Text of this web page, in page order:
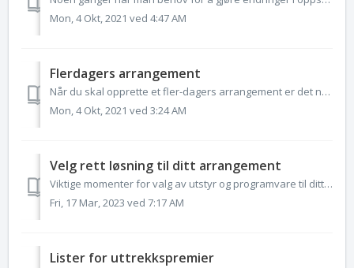
Mon, 4 Okt, 2021 ved 4:47 AM
Flerdagers arrangement
Når du skal opprette et fler-dagers arrangement er det noen forhold du bør ta hensyn til. Skal man opprette det som ett arrangement – med alle øvelser saml...
Mon, 4 Okt, 2021 ved 3:24 AM
Velg rett løsning til ditt arrangement
Viktige momenter for valg av utstyr og programvare til ditt arrangement: Hvilket utstyr disponerer klubben selv? Har arenanen nett-tilgang? Er det st...
Fri, 17 Mar, 2023 ved 7:17 AM
Lister for uttrekkspremier